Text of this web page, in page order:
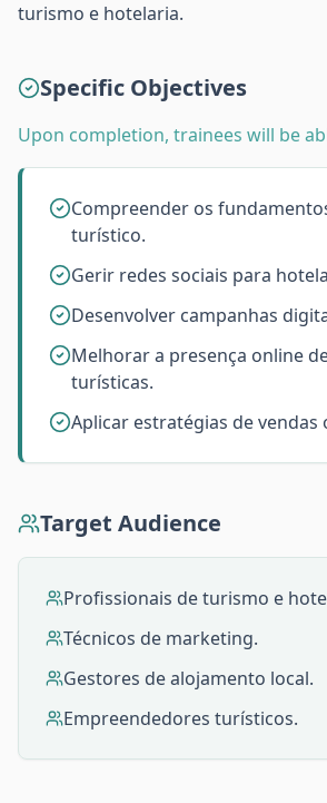
turismo e hotelaria.
Specific Objectives
Upon completion, trainees will be
Compreender os
turístico.
Gerir redes sociais para
Desenvolver campanhas
Melhorar a presença online
turísticas.
Aplicar estratégias de vendas
Target Audience
Profissionais de turismo e
Técnicos de marketing.
Gestores de alojamento local.
Empreendedores turísticos.